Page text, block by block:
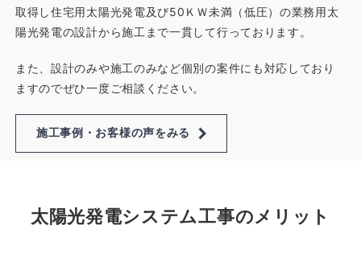
陽光発電の設計から施工まで一貫して行っております。
ますのでぜひ一度ご相談ください。
施工事例・お客様の声をみる